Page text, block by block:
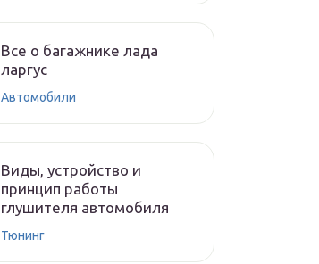
Все о багажнике лада
ларгус
Автомобили
Виды, устройство и
принцип работы
глушителя автомобиля
Тюнинг